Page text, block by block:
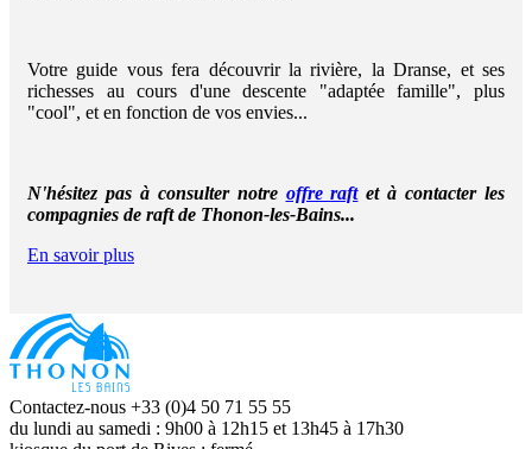
Votre guide vous fera découvrir la rivière, la Dranse, et ses
richesses au cours d'une descente "adaptée famille", plus
"cool", et en fonction de vos envies...
N'hésitez pas à consulter notre offre raftet à contacter les
compagnies de raft de Thonon-les-Bains...
En savoir plus
Contactez-nous +33 (0)4 50 71 55 55
du lundi au samedi : 9h00 à 12h15 et 13h45 à 17h30